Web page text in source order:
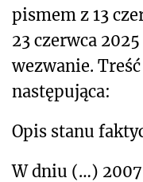
pismem z 13
23 czerwca
wezwanie.
następująca:
Opis stanu
W dniu (…) 2007